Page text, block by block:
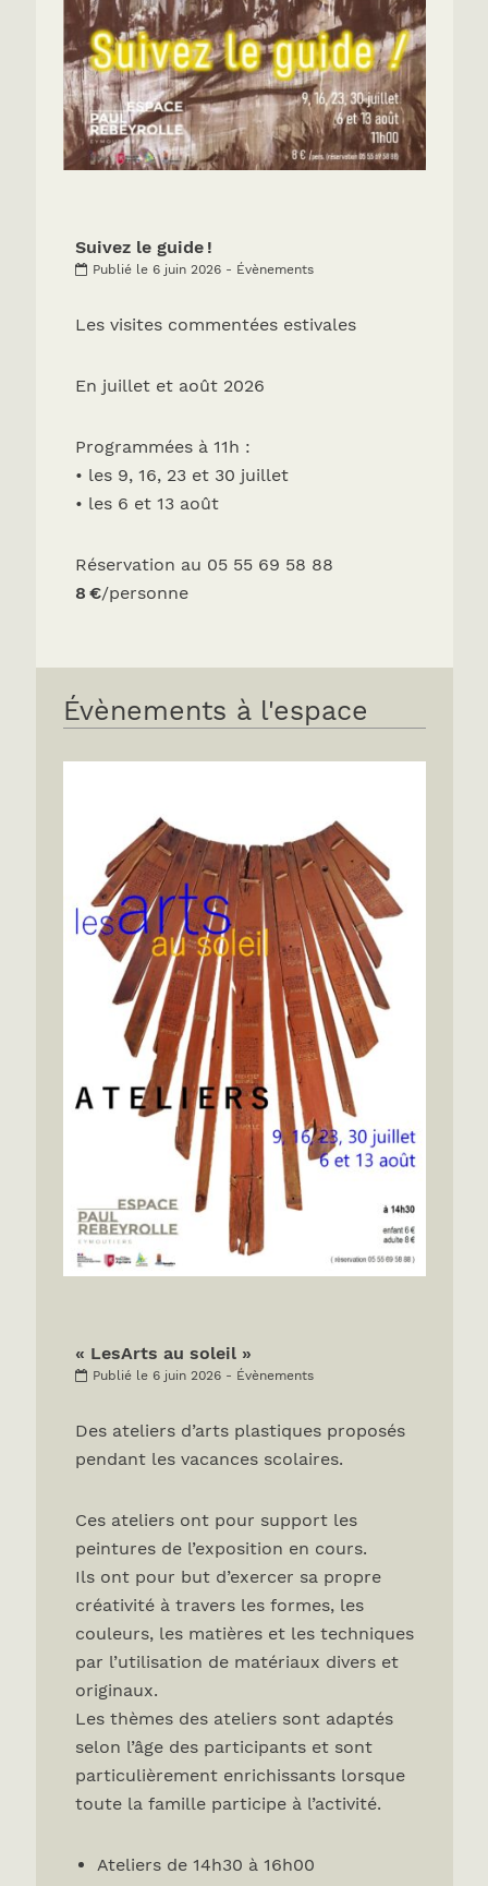
Suivez le guide !
Publié le 6 juin 2026 - Évènements
Les visites commentées estivales
En juillet et août 2026
Programmées à 11h :
• les 9, 16, 23 et 30 juillet
• les 6 et 13 août
Réservation au 05 55 69 58 88
8 €/personne
Évènements à l'espace
« LesArts au soleil »
Publié le 6 juin 2026 - Évènements
Des ateliers d’arts plastiques proposés
pendant les vacances scolaires.
Ces ateliers ont pour support les
peintures de l’exposition en cours.
Ils ont pour but d’exercer sa propre
créativité à travers les formes, les
couleurs, les matières et les techniques
par l’utilisation de matériaux divers et
originaux.
Les thèmes des ateliers sont adaptés
selon l’âge des participants et sont
particulièrement enrichissants lorsque
toute la famille participe à l’activité.
Ateliers de 14h30 à 16h00